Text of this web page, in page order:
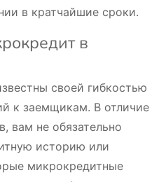
в кратчайшие сроки.
в
своей гибкостью
к заемщикам. В отличие
вам не обязательно
историю или
микрокредитные